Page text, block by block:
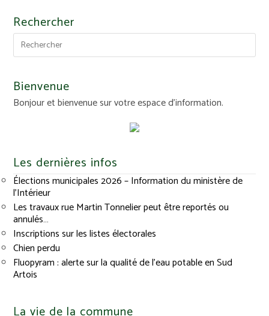
Rechercher
Bienvenue
Bonjour et bienvenue sur votre espace d'information.
Les dernières infos
Élections municipales 2026 – Information du ministère de
l’Intérieur
Les travaux rue Martin Tonnelier peut être reportés ou
annulés…
Inscriptions sur les listes électorales
Chien perdu
Fluopyram : alerte sur la qualité de l’eau potable en Sud
Artois